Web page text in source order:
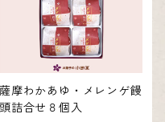
薩摩わかあゆ・メレンゲ饅
頭詰合せ８個入